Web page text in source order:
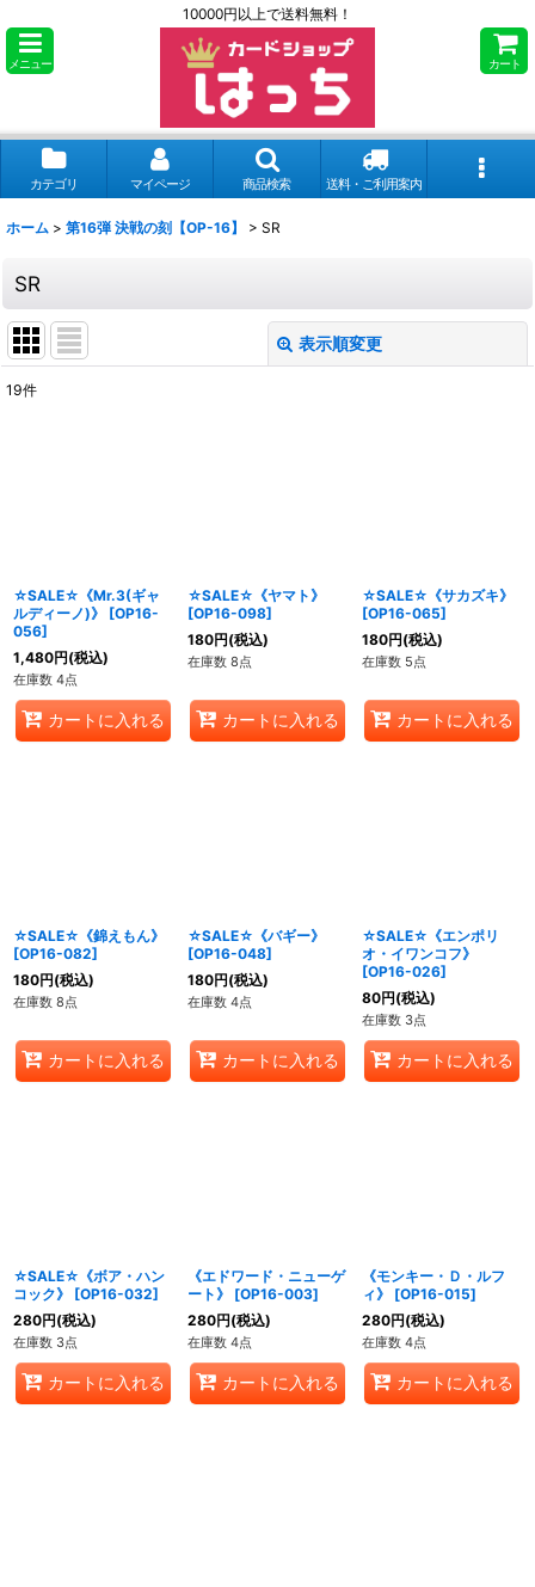
10000円以上で送料無料！
メニュー カート
カテゴリ マイページ 商品検索 送料・ご利用案内
ホーム > 第16弾 決戦の刻【OP-16】 > SR
SR
表示順変更
19件
☆SALE☆《Mr.3(ギャ
ルディーノ)》
[OP16-
056]
1,480円(税込)
在庫数 4点
カートに入れる
☆SALE☆《ヤマト》
[OP16-098]
180円(税込)
在庫数 8点
カートに入れる
☆SALE☆《サカズキ》
[OP16-065]
180円(税込)
在庫数 5点
カートに入れる
☆SALE☆《錦えもん》
[OP16-082]
180円(税込)
在庫数 8点
カートに入れる
☆SALE☆《バギー》
[OP16-048]
180円(税込)
在庫数 4点
カートに入れる
☆SALE☆《エンポリ
オ・イワンコフ》
[OP16-026]
80円(税込)
在庫数 3点
カートに入れる
☆SALE☆《ボア・ハン
コック》
[OP16-032]
280円(税込)
在庫数 3点
カートに入れる
《エドワード・ニューゲ
ート》
[OP16-003]
280円(税込)
在庫数 4点
カートに入れる
《モンキー・Ｄ・ルフ
ィ》
[OP16-015]
280円(税込)
在庫数 4点
カートに入れる